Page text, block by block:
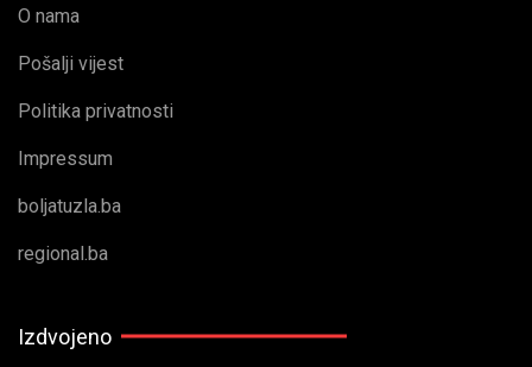
O nama
Pošalji vijest
Politika privatnosti
Impressum
boljatuzla.ba
regional.ba
Izdvojeno